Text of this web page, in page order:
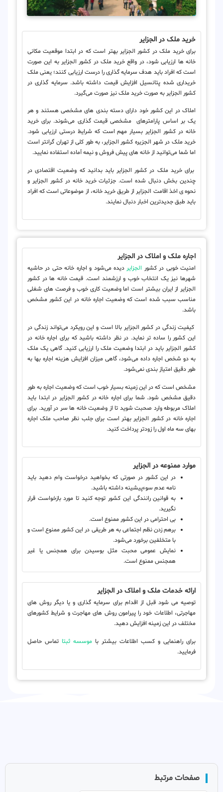
خرید ملک در الجزایر
برای خرید ملک در کشور الجزایر بهتر است که در ابتدا موقعیت مکانی
خانه ها ارزیابی شود، در واقع خرید ملک در کشور الجزایر به این صورت
است که افراد باید هدف سرمایه گذاری را درست ارزیابی کنند؛ یعنی ملک
خریداری شده پتانسیل افزایش قیمت داشته باشد. سرمایه گذاری در
کشور الجزایر به صورت خرید ملک نیز صورت می‌گیرد.
املاک در این کشور خود دارای دسته بندی های مشخصی هستند و هر
یک بر اساس پارامترهای مشخصی قیمت گذاری می‌شوند. برای خرید
خانه در کشور الجزایر بسیار مهم است که شرایط درستی ارزیابی شود.
خرید ملک در شهر الجزیره کشور الجزایر، به طور کلی از تهران گرانتر است
اما شما می‌توانید از خانه های پیش فروش و نیمه آماده استفاده نمایید.
برای خرید ملک در کشور الجزایر باید بدانید که وضعیت اقتصادی در
چندین بخش دنبال شده است. جزئیات خرید خانه در کشور الجزایر و
نحوه ی اخذ اقامت الجزایر از طریق خرید خانه، از موضوعاتی است که افراد
باید طبق جدیدترین اخبار دنبال نمایند.
اجاره ملک و املاک در الجزایر
امنیت خوبی در کشور الجزایردیده می‌شود و اجاره خانه حتی در حاشیه
شهرها نیز یک انتخاب خوب و ارزشمند است. قیمت خانه ها در کشور
الجزایر از ایران بیشتر است اما وضعیت کاری خوب و فرصت های شغلی
مناسب سبب شده است که وضعیت اجاره خانه در این کشور مشخص
باشد.
کیفیت زندگی در کشور الجزایر بالا است و این رویکرد می‌تواند زندگی در
این کشور را ساده تر نماید. در نظر داشته باشید که برای اجاره خانه در
کشور الجزایر باید در ابتدا وضعیت ملک را ارزیابی کنید. گاهی یک ملک
به دو شخص اجاره داده می‌شود، گاهی میزان افزایش هزینه اجاره بها به
طور دقیق امتیاز بندی نمی‌شود.
مشخص است که در این زمینه بسیار خوب است که وضعیت اجاره به طور
دقیق مشخص شود. شما برای اجاره خانه در کشور الجزایر در ابتدا باید
املاک مربوطه وارد صحبت شوید تا از وضعیت خانه ها سر در آورید. برای
اجاره خانه در کشور الجزایر بهتر است برای جلب نظر صاحب ملک اجاره
بهای سه ماه اول را زودتر پرداخت کنید.
موارد ممنوعه در الجزایر
در این کشور در صورتی که بخواهید درخواست وام دهید باید
نامه عدم سوءپیشینه داشته باشید.
به قوانین رانندگی این کشور توجه کنید تا مورد بازخواست قرار
نگیرید.
بی احترامی در این کشور ممنوع است.
برهم زدن نظم اجتماعی به هر طریقی در این کشور ممنوع است و
با متخلفین برخورد می‌شود.
نمایش عمومی محبت مثل بوسیدن برای همجنس یا غیر
همجنس ممنوع است.
ارائه خدمات ملک و املاک در الجزایر
توصیه می شود قبل از اقدام برای سرمایه گذاری و یا دیگر روش های
مهاجرتی، اطلاعات خود را پیرامون روش های مهاجرت و شرایط کشورهای
مختلف در این زمینه افزایش دهید.
برای راهنمایی و کسب اطلاعات بیشتر با موسسه ثبتا تماس حاصل
فرمایید.
صفحات مرتبط